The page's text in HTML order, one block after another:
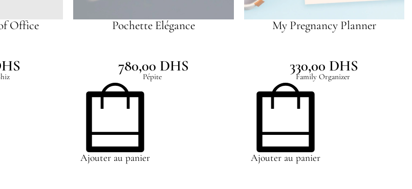
Office Pochette Elégance
Pépite
780,00 DHS
Ajouter au panier
My Pregnancy Planner
Family Organizer
330,00 DHS
Ajouter au panier